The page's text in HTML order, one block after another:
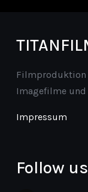
Filmproduktion
Imagefilme
Impressum
Follow us